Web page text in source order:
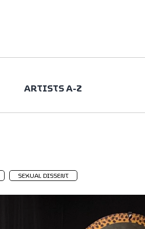
ARTISTS A-Z
SEXUAL DISSENT